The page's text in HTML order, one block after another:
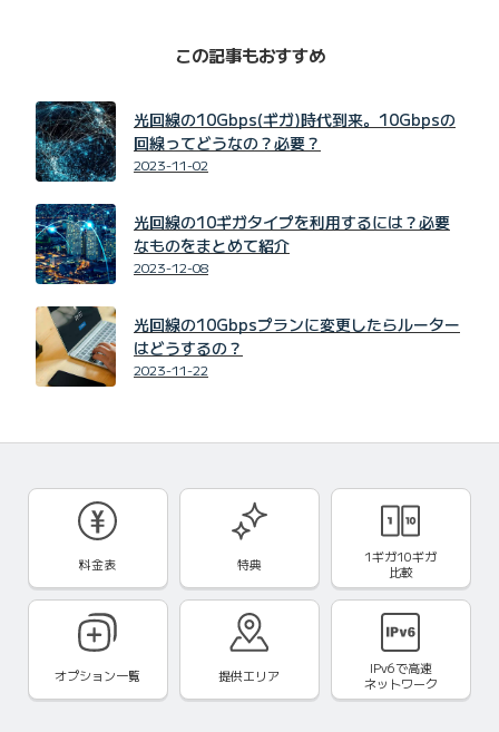
この記事もおすすめ
光回線の10Gbps(ギガ)時代到来。10Gbpsの
回線ってどうなの？必要？
2023-11-02
光回線の10ギガタイプを利用するには？必要
なものをまとめて紹介
2023-12-08
光回線の10Gbpsプランに変更したらルーター
はどうするの？
2023-11-22
料金表 特典
1ギガ10ギガ
比較
オプション一覧 提供エリア IPv6で高速
ネットワーク